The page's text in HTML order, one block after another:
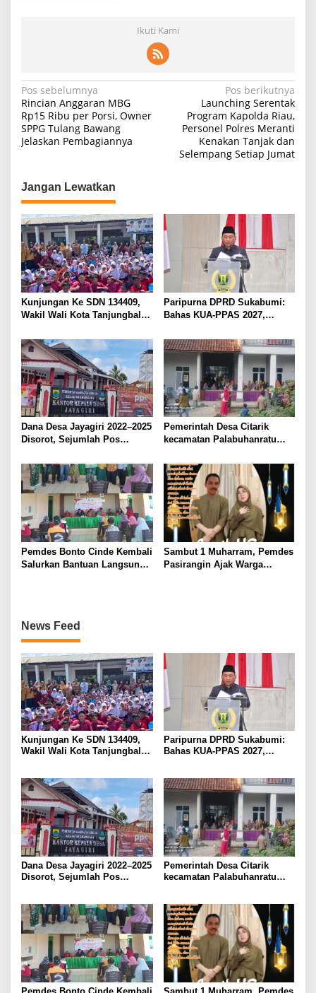
Ikuti Kami
Navigasi
pos
Pos sebelumnya
Rincian Anggaran MBG
Rp15 Ribu per Porsi, Owner
SPPG Tulang Bawang
Jelaskan Pembagiannya
Pos berikutnya
Launching Serentak
Program Kapolda Riau,
Personel Polres Meranti
Kenakan Tanjak dan
Selempang Setiap Jumat
Jangan Lewatkan
Kunjungan Ke SDN 134409,
Wakil Wali Kota Tanjungbalai
Solusi Cerdas Tingkatkan
Literasi dan Minat Baca Para
Peserta Didik
Paripurna DPRD Sukabumi:
Bahas KUA-PPAS 2027,
Sampaikan Hasil Reses
Dana Desa Jayagiri 2022–2025
Disorot, Sejumlah Pos
APH Diminta Turun Tangan
Pemerintah Desa Citarik
kecamatan Palabuhanratu
untuk 2048 KPM.
Pemdes Bonto Cinde Kembali
Salurkan Bantuan Langsung
​Sambut 1 Muharram, Pemdes
Pasirangin Ajak Warga
News Feed
Kunjungan Ke SDN 134409,
Wakil Wali Kota Tanjungbalai
Literasi dan Minat Baca Para
Peserta Didik
Paripurna DPRD Sukabumi:
Bahas KUA-PPAS 2027,
Dana Desa Jayagiri 2022–2025
Disorot, Sejumlah Pos
Pemerintah Desa Citarik
kecamatan Palabuhanratu